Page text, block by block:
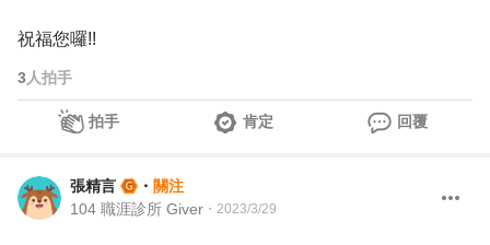
祝福您囉!!
3人拍手
拍手 肯定 回覆
張精言 ・ 關注
104 職涯診所 Giver ・ 2023/3/29